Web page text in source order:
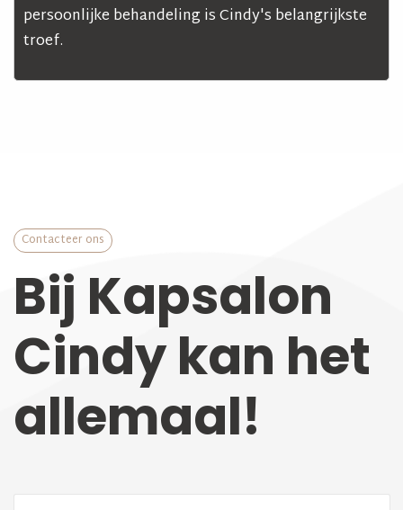
persoonlijke behandeling is Cindy's belangrijkste
troef.
Contacteer ons
Bij Kapsalon
Cindy kan het
allemaal!